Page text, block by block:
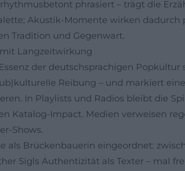
phrasiert – trägt die
Akustik-Momente wirken dadurch
Tradition und Gegenwart.
Langzeitwirkung
der deutschsprachigen Popkultur
Reibung – und markiert
In Playlists und Radios bleibt die
Katalog-Impact. Medien verweisen
Shows.
Brückenbauerin eingeordnet:
Sigls Authentizität als Texter – mal